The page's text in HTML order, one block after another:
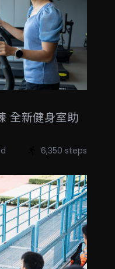
全新健身室助
6,350 steps